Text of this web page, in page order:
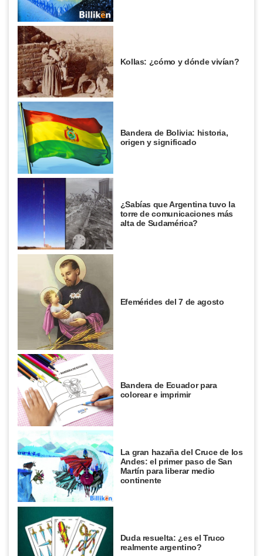
Kollas: ¿cómo y dónde vivían?
Bandera de Bolivia: historia,
origen y significado
¿Sabías que Argentina tuvo la
torre de comunicaciones más
alta de Sudamérica?
Efemérides del 7 de agosto
Bandera de Ecuador para
colorear e imprimir
La gran hazaña del Cruce de los
Andes: el primer paso de San
Martín para liberar medio
continente
Duda resuelta: ¿es el Truco
realmente argentino?